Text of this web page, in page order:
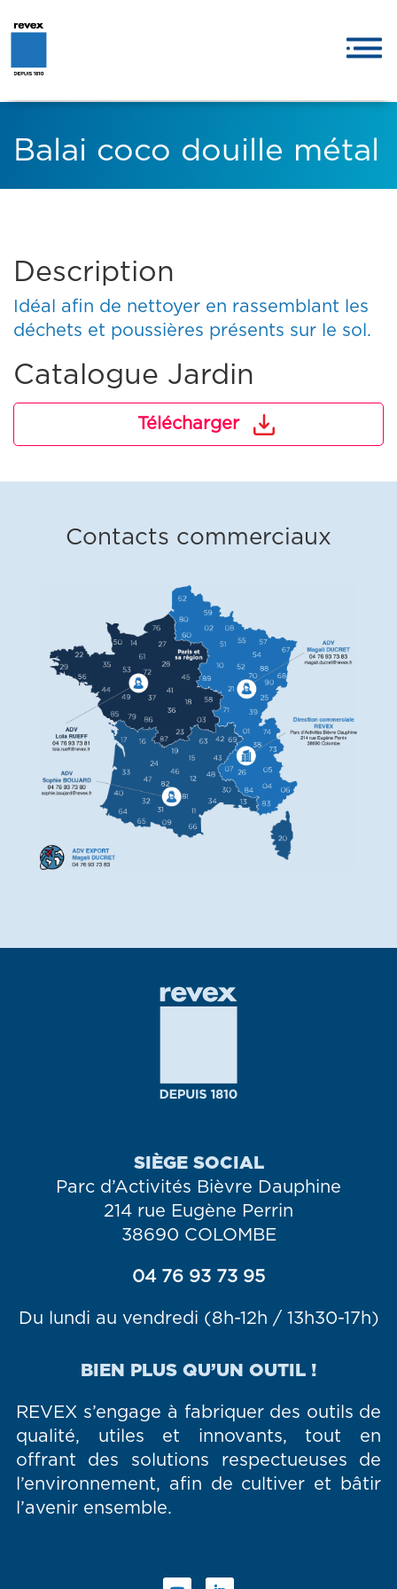
Balai coco douille métal
Description
Idéal afin de nettoyer en rassemblant les
déchets et poussières présents sur le sol.
Catalogue Jardin
Télécharger
Contacts commerciaux
SIÈGE SOCIAL
Parc d’Activités Bièvre Dauphine
214 rue Eugène Perrin
38690 COLOMBE
04 76 93 73 95
Du lundi au vendredi (8h-12h / 13h30-17h)
BIEN PLUS QU’UN OUTIL !
REVEX s’engage à fabriquer des outils de
qualité, utiles et innovants, tout en
offrant des solutions respectueuses de
l’environnement, afin de cultiver et bâtir
l’avenir ensemble.